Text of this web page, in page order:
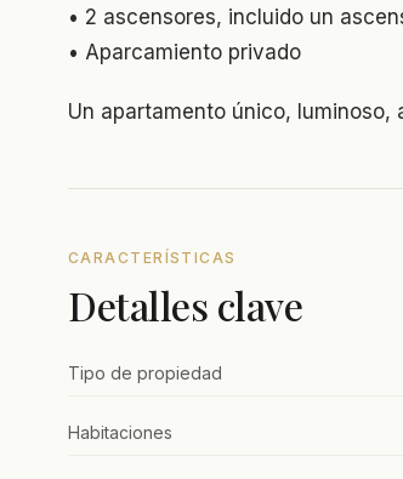
• 2 ascensores, incluido un
• Aparcamiento privado
Un apartamento único,
CARACTERÍSTICAS
Detalles clave
Tipo de propiedad
Habitaciones